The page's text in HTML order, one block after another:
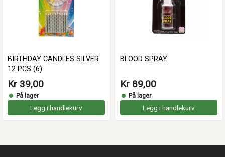
BIRTHDAY CANDLES SILVER
12 PCS (6)
Kr 39,00
På lager
Legg i handlekurv
BLOOD SPRAY
Kr 89,00
På lager
Legg i handlekurv